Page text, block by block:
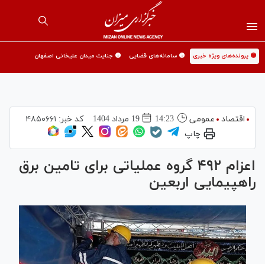
🟡 پرونده‌های ویژه خبری 🟡 سامانه‌های قضایی 🟡 جنایت میدان علیخانی اصفهان
اقتصاد عمومی 14:23 19 مرداد 1404 کد خبر: ۴۸۵۰۶۶۱
چاپ
اعزام ۴۹۲ گروه عملیاتی برای تامین برق
راهپیمایی اربعین